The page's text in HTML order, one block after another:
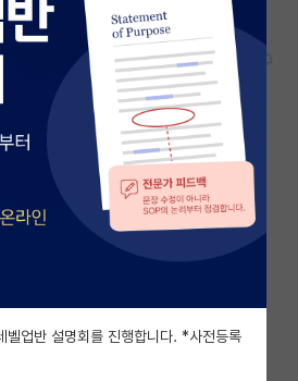
)
벨업반 설명회를 진행합니다. *사전등록